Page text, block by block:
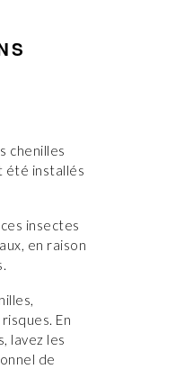
chenilles
été installés
insectes
en raison
En
lavez les
de